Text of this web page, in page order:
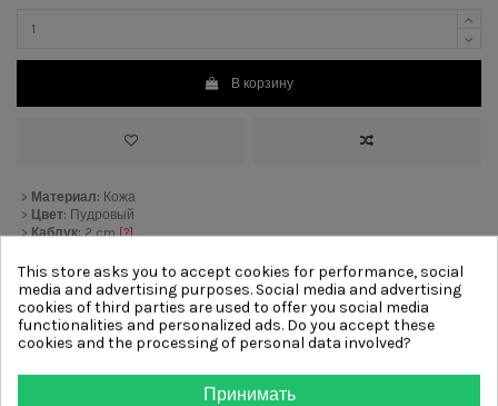
В корзину
> Материал: Кожа
> Цвет: Пудровый
>Каблук:2 cm[?]
>Подошва:Резиновый
>Отделка: Ремешок
Other products from same
This store asks you to accept cookies for performance, social
media and advertising purposes. Social media and advertising
cookies of third parties are used to offer you social media
functionalities and personalized ads. Do you accept these
cookies and the processing of personal data involved?
Принимать